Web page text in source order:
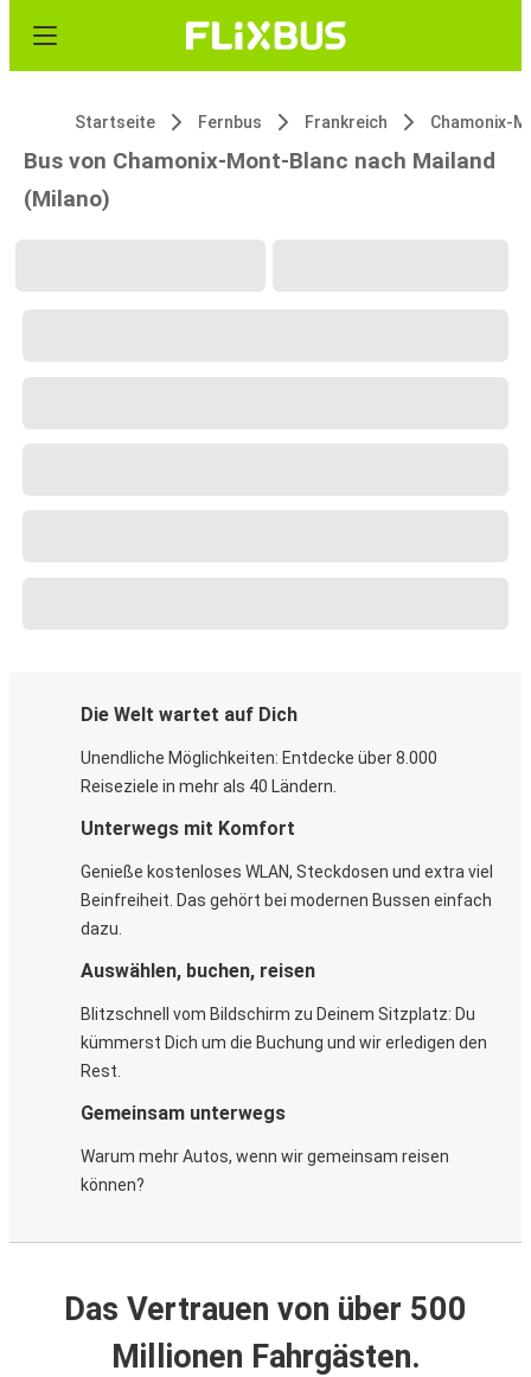
Startseite Fernbus Frankreich Chamonix-
Bus von Chamonix-Mont-Blanc nach Mailand
(Milano)
Die Welt wartet auf Dich
Unendliche Möglichkeiten: Entdecke über 8.000
Reiseziele in mehr als 40 Ländern.
Unterwegs mit Komfort
Genieße kostenloses WLAN, Steckdosen und extra viel
Beinfreiheit. Das gehört bei modernen Bussen einfach
dazu.
Auswählen, buchen, reisen
Blitzschnell vom Bildschirm zu Deinem Sitzplatz: Du
kümmerst Dich um die Buchung und wir erledigen den
Rest.
Gemeinsam unterwegs
Warum mehr Autos, wenn wir gemeinsam reisen
können?
Das Vertrauen von über 500
Millionen Fahrgästen.